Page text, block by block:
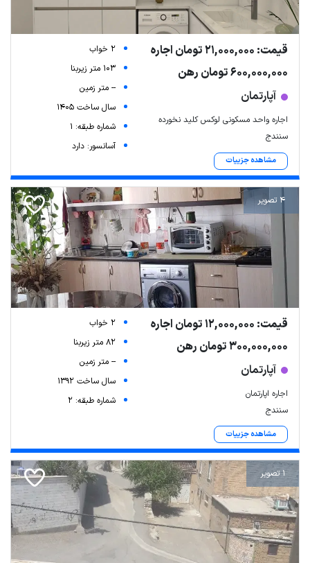
قیمت: 21,000,000 تومان اجاره
600,000,000 تومان رهن
آپارتمان
اجاره واحد مسکونی لوکس کلید نخورده
سنندج
مشاهده جزییات
2 خواب
103 متر زیربنا
-- متر زمین
سال ساخت 1405
شماره طبقه: 1
آسانسور: دارد
4 تصویر
قیمت: 12,000,000 تومان اجاره
300,000,000 تومان رهن
آپارتمان
اجاره اپارتمان
سنندج
مشاهده جزییات
2 خواب
82 متر زیربنا
-- متر زمین
سال ساخت 1392
شماره طبقه: 2
1 تصویر